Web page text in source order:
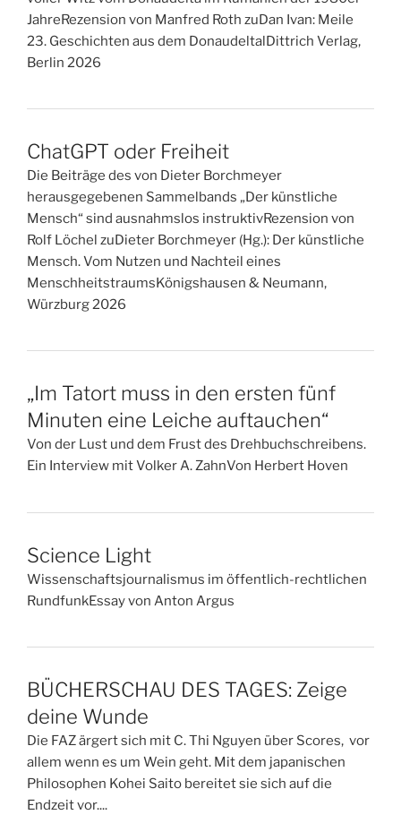
JahreRezension von Manfred Roth zuDan Ivan: Meile
23. Geschichten aus dem DonaudeltalDittrich Verlag,
Berlin 2026
ChatGPT oder Freiheit
Die Beiträge des von Dieter Borchmeyer
herausgegebenen Sammelbands „Der künstliche
Mensch“ sind ausnahmslos instruktivRezension von
Rolf Löchel zuDieter Borchmeyer (Hg.): Der künstliche
Mensch. Vom Nutzen und Nachteil eines
MenschheitstraumsKönigshausen & Neumann,
Würzburg 2026
„Im Tatort muss in den ersten fünf
Minuten eine Leiche auftauchen“
Von der Lust und dem Frust des Drehbuchschreibens.
Ein Interview mit Volker A. ZahnVon Herbert Hoven
Science Light
Wissenschaftsjournalismus im öffentlich-rechtlichen
RundfunkEssay von Anton Argus
BÜCHERSCHAU DES TAGES: Zeige
deine Wunde
Die FAZ ärgert sich mit C. Thi Nguyen über Scores, vor
allem wenn es um Wein geht. Mit dem japanischen
Philosophen Kohei Saito bereitet sie sich auf die
Endzeit vor....